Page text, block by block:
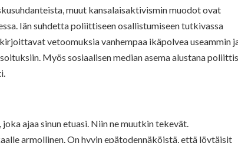
muut kansalaisaktivismin muodot ovat
Iän suhdetta poliittiseen osallistumiseen tutkivassa
vetoomuksia vanhempaa ikäpolvea useammin
Myös sosiaalisen median asema alustana
ajaa sinun etuasi. Niin ne muutkin tekevät.
armollinen. On hyvin epätodennäköistä, että löytäisit